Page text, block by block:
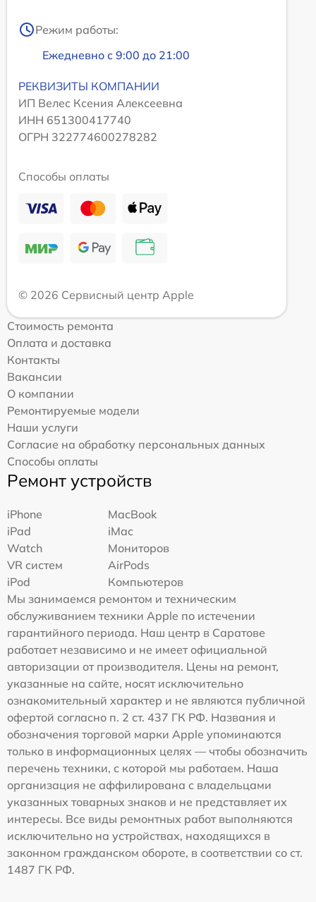
Режим работы:
Ежедневно с 9:00 до 21:00
РЕКВИЗИТЫ КОМПАНИИ
ИП Велес Ксения Алексеевна
ИНН 651300417740
ОГРН 322774600278282
Способы оплаты
© 2026 Сервисный центр Apple
Стоимость ремонта
Оплата и доставка
Контакты
Вакансии
О компании
Ремонтируемые модели
Наши услуги
Согласие на обработку персональных данных
Способы оплаты
Ремонт устройств
iPhone
MacBook
iPad
iMac
Watch
Мониторов
VR систем
AirPods
iPod
Компьютеров
Мы занимаемся ремонтом и техническим
обслуживанием техники Apple по истечении
гарантийного периода. Наш центр в Саратове
работает независимо и не имеет официальной
авторизации от производителя. Цены на ремонт,
указанные на сайте, носят исключительно
ознакомительный характер и не являются публичной
офертой согласно п. 2 ст. 437 ГК РФ. Названия и
обозначения торговой марки Apple упоминаются
только в информационных целях — чтобы обозначить
перечень техники, с которой мы работаем. Наша
организация не аффилирована с владельцами
указанных товарных знаков и не представляет их
интересы. Все виды ремонтных работ выполняются
исключительно на устройствах, находящихся в
законном гражданском обороте, в соответствии со ст.
1487 ГК РФ.